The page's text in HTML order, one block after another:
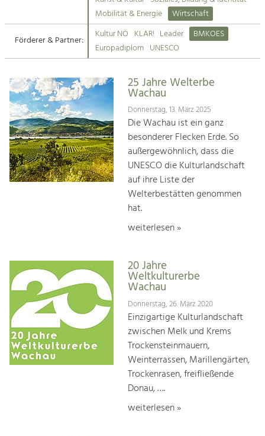
Suche
Impressum
Kontakt
Tourismus
Angebotsentwicklung und
Kunst & Kultur
Handwerk, Wissenschaft und Forschung.
Soziales, Bildung &
Identität
Gleichberechtigung, Jugend und
Integration
Mobilität & Energie
Klimawandel, öffentlicher Verkehr und
Mobilität & Energie
Wirtschaft
Förderer & Partner:
Kultur NÖ KLAR! Leader
BMKOES
Europadiplom UNESCO
25 Jahre Welterbe
Wachau
Donnerstag, 13. März 2025
Die Wachau ist ein ganz
besonderer Flecken Erde. So
außergewöhnlich, dass die
UNESCO die Kulturlandschaft
auf ihre Liste der
Welterbestätten genommen
hat.
weiterlesen »
20 Jahre
Weltkulturerbe
Wachau
Donnerstag, 26. März 2020
Einzigartige Kulturlandschaft
zwischen Melk und Krems
Trockensteinmauern,
Weinterrassen, Marillengärten,
Trockenrasen, freifließende
Donau, ….
weiterlesen »